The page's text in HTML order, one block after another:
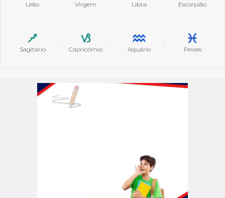
Leão Virgem Libra Escorpião
Sagitário Capricórnio Aquário Peixes